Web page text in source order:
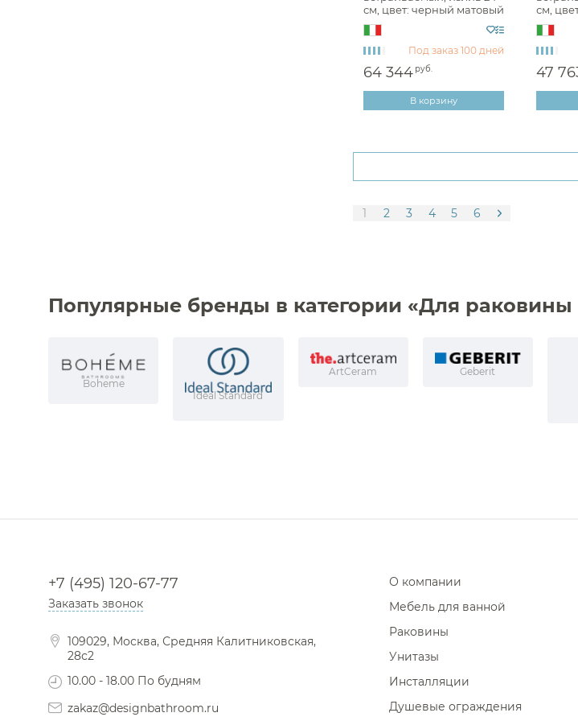
Диспенсеры
см, цвет: черный матовый
TI106NO
Под заказ 100 дней
64 344 руб.
В корзину
см,
47
1 2 3 4 5 6
Популярные бренды в категории «Для
Boheme
Ideal Standard
ArtCeram Geberit
+7 (495) 120-67-77
Заказать звонок
109029, Москва, Средняя Калитниковская,
28с2
10.00 - 18.00 По будням
zakaz@designbathroom.ru
О компании
Мебель для ванной
Раковины
Унитазы
Инсталляции
Душевые ограждения